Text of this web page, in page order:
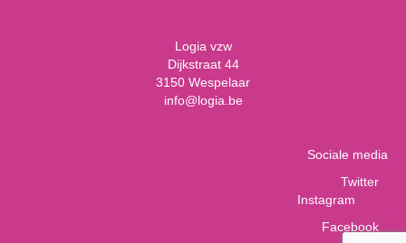
Logia vzw
Dijkstraat 44
3150 Wespelaar
info@logia.be
Sociale media
Twitter
Instagram
Facebook